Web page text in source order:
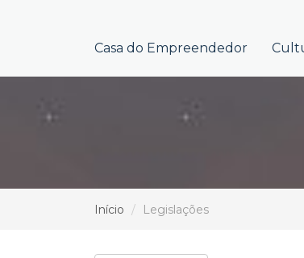
Casa do Empreendedor
Início Legislações